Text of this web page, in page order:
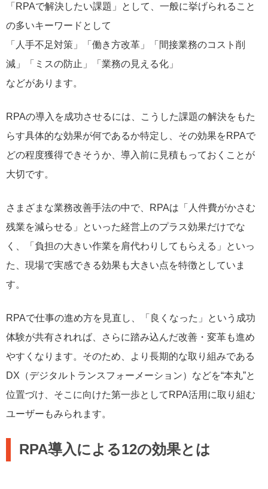
「RPAで解決したい課題」として、一般に挙げられること
の多いキーワードとして
「人手不足対策」「働き方改革」「間接業務のコスト削
減」「ミスの防止」「業務の見える化」
などがあります。
RPAの導入を成功させるには、こうした課題の解決をもた
らす具体的な効果が何であるか特定し、その効果をRPAで
どの程度獲得できそうか、導入前に見積もっておくことが
大切です。
さまざまな業務改善手法の中で、RPAは「人件費がかさむ
残業を減らせる」といった経営上のプラス効果だけでな
く、「負担の大きい作業を肩代わりしてもらえる」といっ
た、現場で実感できる効果も大きい点を特徴としていま
す。
RPAで仕事の進め方を見直し、「良くなった」という成功
体験が共有されれば、さらに踏み込んだ改善・変革も進め
やすくなります。そのため、より長期的な取り組みである
DX（デジタルトランスフォーメーション）などを“本丸”と
位置づけ、そこに向けた第一歩としてRPA活用に取り組む
ユーザーもみられます。
RPA導入による12の効果とは